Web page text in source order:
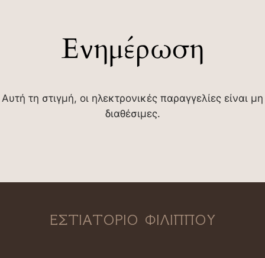
Ενημέρωση
Αυτή τη στιγμή, οι ηλεκτρονικές παραγγελίες είναι μη
διαθέσιμες.
ΕΣΤΙΑΤΟΡΙΟ ΦΙΛΙΠΠΟΥ